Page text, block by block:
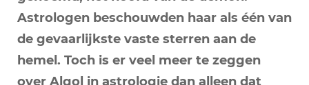
Astrologen beschouwden haar als één van
de gevaarlijkste vaste sterren aan de
hemel. Toch is er veel meer te zeggen
over Algol in astrologie dan alleen dat